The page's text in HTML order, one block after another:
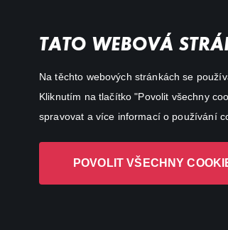
TATO WEBOVÁ
Na těchto webových stránkách se
Kliknutím na tlačítko "Povolit všechny
spravovat a více informací o používání
POVOLIT VŠECHNY
Action